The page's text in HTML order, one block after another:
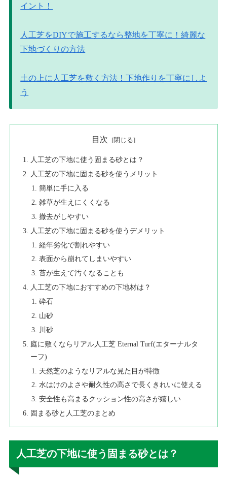
イント！
人工芝をDIYで施工するなら整地を丁寧に！綺麗な
下地づくりの方法
土の上に人工芝を敷く方法！下地作りを丁寧にしよ
う
目次
人工芝の下地に使う固まる砂とは？
人工芝の下地に固まる砂を使うメリット
簡単に手に入る
雑草が生えにくくなる
撤去がしやすい
人工芝の下地に固まる砂を使うデメリット
経年劣化で割れやすい
表面から崩れてしまいやすい
苔が生えて汚くなることも
人工芝の下地におすすめの下地材は？
砕石
山砂
川砂
庭に敷くならリアル人工芝 Eternal Turf(エターナルタ
ーフ)
天然芝のようなリアルな見た目が特徴
水はけのよさや耐久性の高さで長くきれいに使える
安全性も高まるクッション性の高さが嬉しい
固まる砂と人工芝のまとめ
人工芝の下地に使う固まる砂とは？